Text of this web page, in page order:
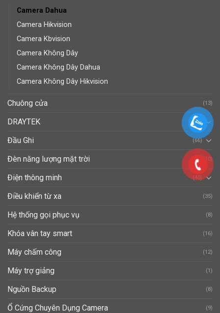
Camera Dahua
Camera Hikvision
Camera Kbvision
Camera Không Dây
Camera Không Dây Dahua
Camera Không Dây Hikvision
Chuông cửa (13)
DRAYTEK (37)
Đầu Ghi (66)
Đèn năng lượng mặt trời (10)
Điện thông minh (40)
Điều khiển từ xa (35)
Hệ thống gọi phục vụ (8)
Khóa vân tay smart (16)
Máy chấm công (12)
Máy trợ giảng (1)
Nguồn Backup (8)
Ổ Cứng Chuyên Dụng Camera (9)